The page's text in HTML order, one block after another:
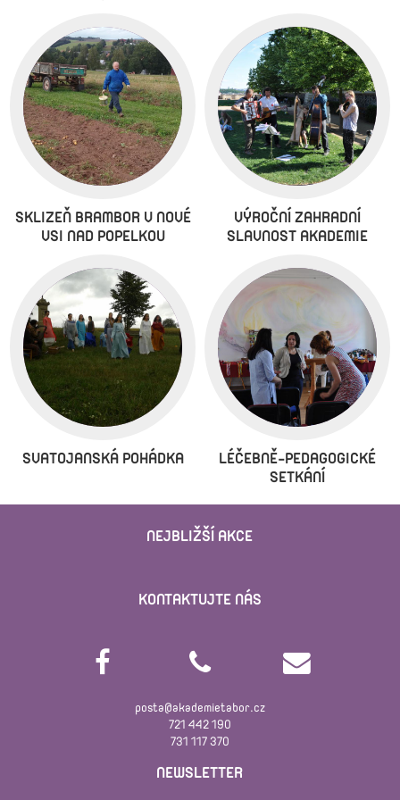
SKLIZEŇ BRAMBOR V NOVÉ
VSI NAD POPELKOU
VÝROČNÍ ZAHRADNÍ
SLAVNOST AKADEMIE
SVATOJANSKÁ POHÁDKA
LÉČEBNĚ-PEDAGOGICKÉ
SETKÁNÍ
NEJBLIŽŠÍ AKCE
KONTAKTUJTE NÁS
posta@akademietabor.cz
721 442 190
731 117 370
NEWSLETTER